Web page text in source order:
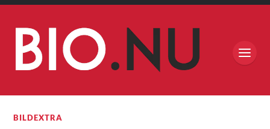
BILDEXTRA